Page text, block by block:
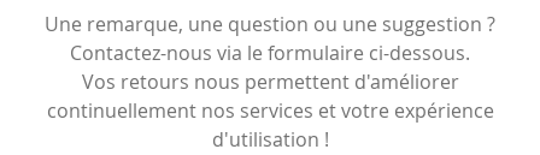
Une remarque, une question ou une suggestion ?
Contactez-nous via le formulaire ci-dessous.
Vos retours nous permettent d'améliorer
continuellement nos services et votre expérience
d'utilisation !